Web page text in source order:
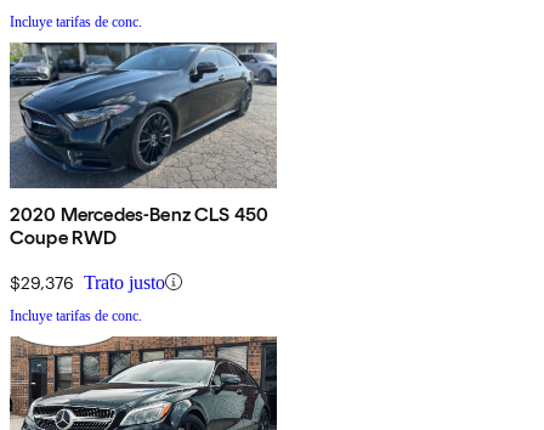
Incluye tarifas de conc.
2020 Mercedes-Benz CLS 450
Coupe RWD
$29,376 Trato justo
Incluye tarifas de conc.